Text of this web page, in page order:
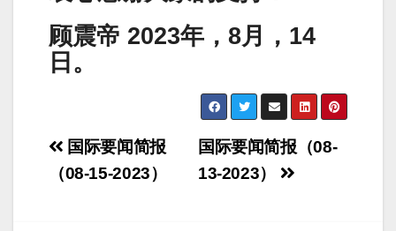
顾震帝 2023年，8月，14
日。
Post
navigation
国际要闻简报（08-
13-2023）
国际要闻简报
（08-15-2023）